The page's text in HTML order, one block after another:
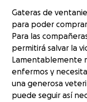
Gateras de
para poder
Para las
permitirá salvar la
Lamentablemente
enfermos y
una generosa
puede seguir así